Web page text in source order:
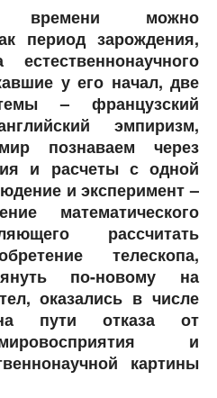
времени можно
период зарождения,
у его начал, две
– французский
эмпиризм,
познаваем через
и расчеты с одной
и эксперимент –
математического
рассчитать
телескопа,
по-новому на
оказались в числе
пути отказа от
и
картины